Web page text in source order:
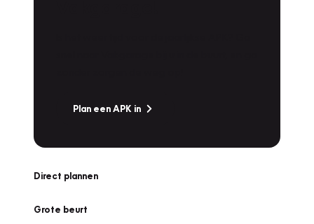
Plan een APK in
Direct plannen
Grote beurt